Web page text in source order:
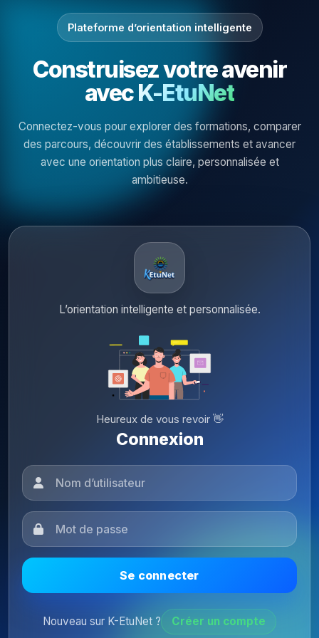
Plateforme d’orientation intelligente
Construisez votre avenir
avecK-EtuNet
Connectez-vous pour explorer des formations, comparer
des parcours, découvrir des établissements et avancer
avec une orientation plus claire, personnalisée et
ambitieuse.
L’orientation intelligente et personnalisée.
Heureux de vous revoir 👋
Connexion
Se connecter
Nouveau sur K-EtuNet ? Créer un compte